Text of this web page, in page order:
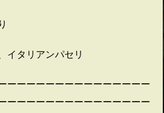
イタリアンパセリ
ーーーーーーーーーーーーーーー
ーーーーーーーーーーーーーーー